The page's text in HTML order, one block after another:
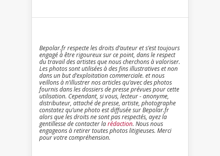
Bepolar.fr respecte les droits d’auteur et s’est toujours
engagé à être rigoureux sur ce point, dans le respect
du travail des artistes que nous cherchons à valoriser.
Les photos sont utilisées à des fins illustratives et non
dans un but d’exploitation commerciale. et nous
veillons à n’illustrer nos articles qu’avec des photos
fournis dans les dossiers de presse prévues pour cette
utilisation. Cependant, si vous, lecteur - anonyme,
distributeur, attaché de presse, artiste, photographe
constatez qu’une photo est diffusée sur Bepolar.fr
alors que les droits ne sont pas respectés, ayez la
gentillesse de contacter larédaction. Nous nous
engageons à retirer toutes photos litigieuses. Merci
pour votre compréhension.